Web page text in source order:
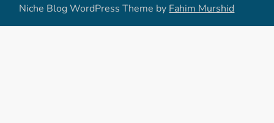
Niche Blog WordPress Theme by Fahim Murshid